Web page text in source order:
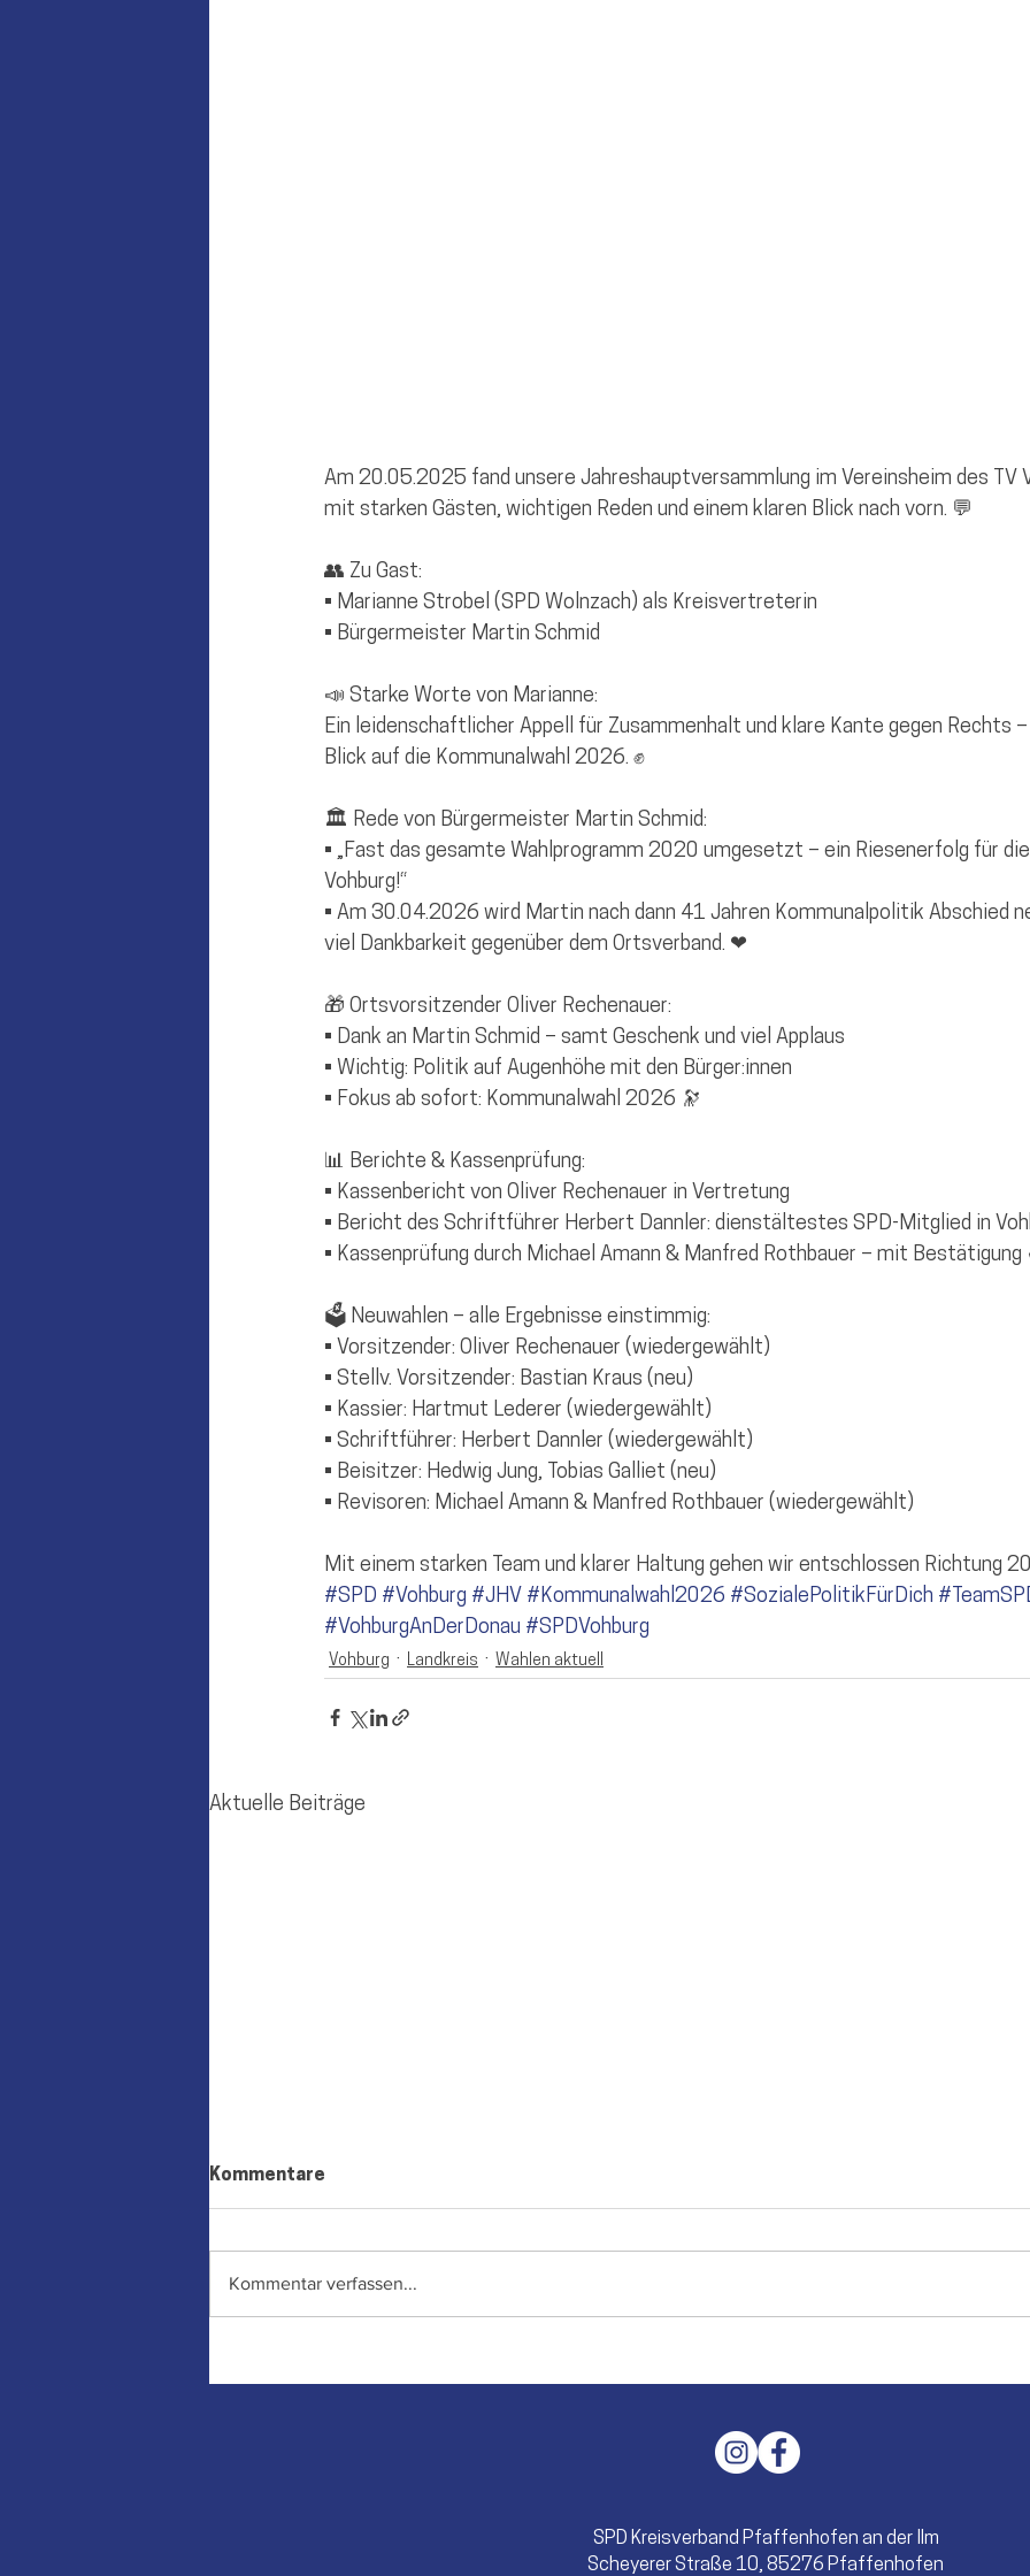
Am 20.05.2025 fand unsere Jahreshauptversammlung im Vereinsheim des TV
mit starken Gästen, wichtigen Reden und einem klaren Blick nach vorn. 💬
👥 Zu Gast:
• Marianne Strobel (SPD Wolnzach) als Kreisvertreterin
• Bürgermeister Martin Schmid
📣 Starke Worte von Marianne:
Ein leidenschaftlicher Appell für Zusammenhalt und klare Kante gegen Rechts
Blick auf die Kommunalwahl 2026. ✊
🏛 Rede von Bürgermeister Martin Schmid:
• „Fast das gesamte Wahlprogramm 2020 umgesetzt – ein Riesenerfolg für die
Vohburg!“
• Am 30.04.2026 wird Martin nach dann 41 Jahren Kommunalpolitik Abschied
viel Dankbarkeit gegenüber dem Ortsverband. ❤
🎁 Ortsvorsitzender Oliver Rechenauer:
• Dank an Martin Schmid – samt Geschenk und viel Applaus
• Wichtig: Politik auf Augenhöhe mit den Bürger:innen
• Fokus ab sofort: Kommunalwahl 2026 🔭
📊 Berichte & Kassenprüfung:
• Kassenbericht von Oliver Rechenauer in Vertretung
• Bericht des Schriftführer Herbert Dannler: dienstältestes SPD-Mitglied in
• Kassenprüfung durch Michael Amann & Manfred Rothbauer – mit Bestätigung
🗳 Neuwahlen – alle Ergebnisse einstimmig:
• Vorsitzender: Oliver Rechenauer (wiedergewählt)
• Stellv. Vorsitzender: Bastian Kraus (neu)
• Kassier: Hartmut Lederer (wiedergewählt)
• Schriftführer: Herbert Dannler (wiedergewählt)
• Beisitzer: Hedwig Jung, Tobias Galliet (neu)
• Revisoren: Michael Amann & Manfred Rothbauer (wiedergewählt)
Mit einem starken Team und klarer Haltung gehen wir entschlossen Richtung
#SPD #Vohburg #JHV #Kommunalwahl2026 #SozialePolitikFürDich
#VohburgAnDerDonau #SPDVohburg
Vohburg Landkreis Wahlen aktuell
Aktuelle Beiträge
Kita‑Zuschuss – Aiwanger
großen Verdiensten
Kommentare
Kommentar verfassen...
SPD Kreisverband Pfaffenhofen an der Ilm
Scheyerer Straße 10, 85276 Pfaffenhofen